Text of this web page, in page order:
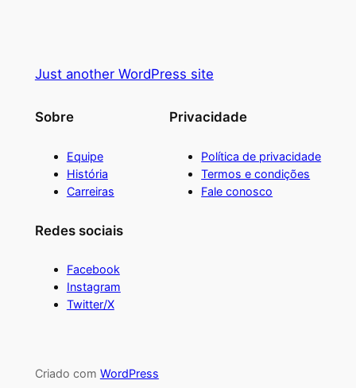
Just another WordPress site
Sobre
Equipe
História
Carreiras
Privacidade
Política de privacidade
Termos e condições
Fale conosco
Redes sociais
Facebook
Instagram
Twitter/X
Criado com WordPress